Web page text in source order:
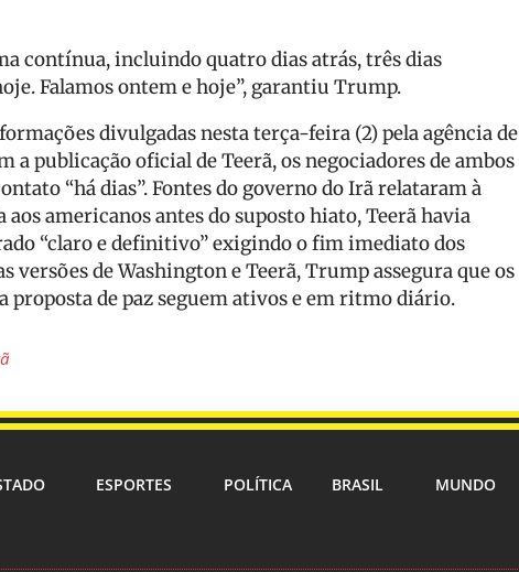
contínua, incluindo quatro dias atrás, três dias
Falamos ontem e hoje”, garantiu Trump.
divulgadas nesta terça-feira (2) pela agência de
a publicação oficial de Teerã, os negociadores de ambos
“há dias”. Fontes do governo do Irã relataram à
americanos antes do suposto hiato, Teerã havia
“claro e definitivo” exigindo o fim imediato dos
versões de Washington e Teerã, Trump assegura que os
proposta de paz seguem ativos e em ritmo diário.
ESPORTES POLÍTICA BRASIL MUNDO